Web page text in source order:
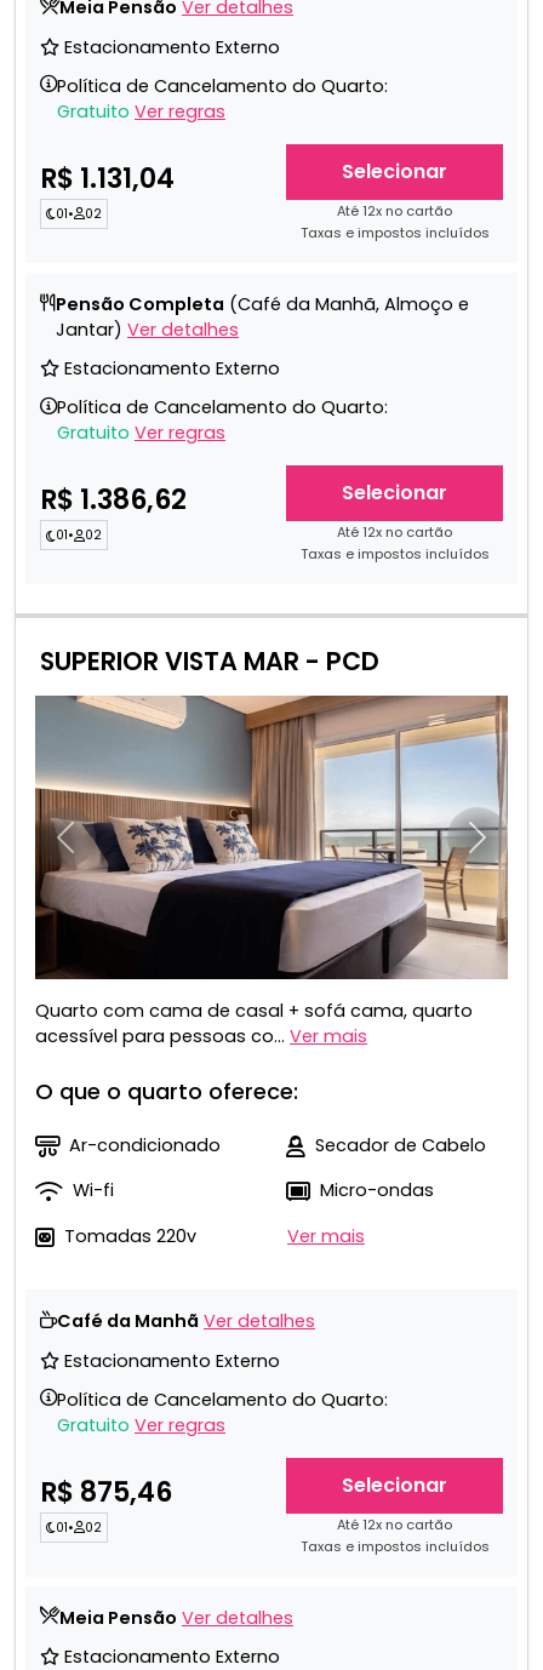
Meia Pensão Ver detalhes
Estacionamento Externo
Política de Cancelamento do Quarto:
Gratuito Ver regras
R$ 1.131,04
01• 02
Selecionar
Até 12x no cartão
Taxas e impostos incluídos
Pensão Completa (Café da Manhã, Almoço e
Jantar) Ver detalhes
Estacionamento Externo
Política de Cancelamento do Quarto:
Gratuito Ver regras
R$ 1.386,62
01• 02
Selecionar
Até 12x no cartão
Taxas e impostos incluídos
SUPERIOR VISTA MAR - PCD
Anterior
Quarto com cama de casal + sofá cama, quarto
acessível para pessoas co... Ver mais
O que o quarto oferece:
Ar-condicionado
Secador de Cabelo
Wi-fi
Micro-ondas
Tomadas 220v
Ver mais
Café da Manhã Ver detalhes
Estacionamento Externo
Política de Cancelamento do Quarto:
Gratuito Ver regras
R$ 875,46
01• 02
Selecionar
Até 12x no cartão
Taxas e impostos incluídos
Meia Pensão Ver detalhes
Estacionamento Externo